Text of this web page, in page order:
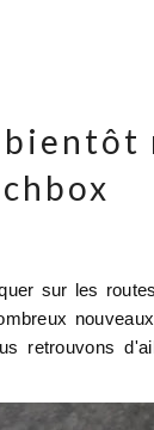
sur les
retrouvons